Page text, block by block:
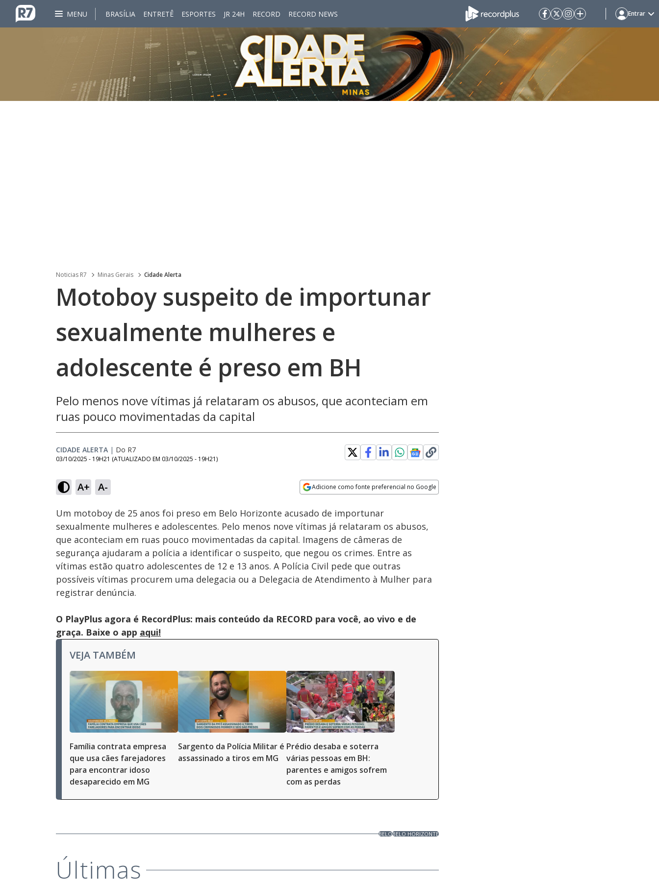
MENU BRASÍLIA ENTRETÊ ESPORTES JR 24H RECORD RECORD NEWS Entrar
Noticias R7 Minas Gerais Cidade Alerta
Motoboy suspeito de importunar
sexualmente mulheres e
adolescente é preso em BH
Pelo menos nove vítimas já relataram os abusos, que aconteciam em
ruas pouco movimentadas da capital
CIDADE ALERTA | Do R7
03/10/2025 - 19H21 (ATUALIZADO EM 03/10/2025 - 19H21)
A+ A- Adicione como fonte preferencial no Google
Ativar
Som
14.93%
Velocidade
Um motoboy de 25 anos foi preso em Belo Horizonte acusado de importunar
sexualmente mulheres e adolescentes. Pelo menos nove vítimas já relataram os abusos,
que aconteciam em ruas pouco movimentadas da capital. Imagens de câmeras de
segurança ajudaram a polícia a identificar o suspeito, que negou os crimes. Entre as
vítimas estão quatro adolescentes de 12 e 13 anos. A Polícia Civil pede que outras
possíveis vítimas procurem uma delegacia ou a Delegacia de Atendimento à Mulher para
registrar denúncia.
O PlayPlus agora é RecordPlus: mais conteúdo da RECORD para você, ao vivo e de
graça. Baixe o app aqui!
VEJA TAMBÉM
Família contrata empresa
que usa cães farejadores
para encontrar idoso
desaparecido em MG
Sargento da Polícia Militar é
assassinado a tiros em MG
Prédio desaba e soterra
várias pessoas em BH:
parentes e amigos sofrem
com as perdas
BELOBELO HORIZONTE
Últimas